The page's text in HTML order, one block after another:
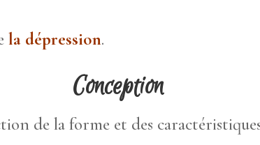
la dépression.
Conception
de la forme et des